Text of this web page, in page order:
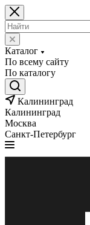
Каталог
По всему сайту
По каталогу
Калининград
Калининград
Москва
Санкт-Петербург